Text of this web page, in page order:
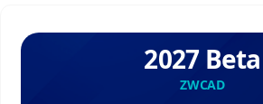
2027 Beta
ZWCAD